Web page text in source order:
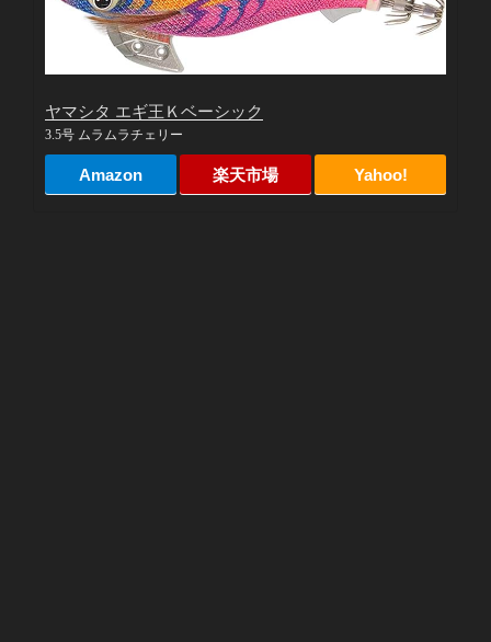
ヤマシタ エギ王Ｋベーシック
3.5号 ムラムラチェリー
Amazon 楽天市場 Yahoo!